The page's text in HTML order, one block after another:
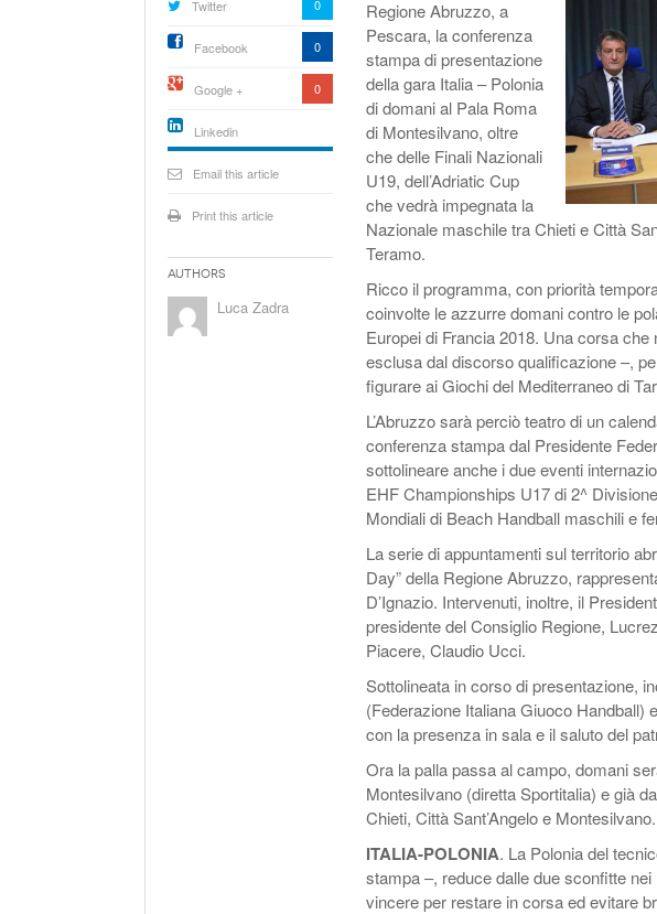
2017
Regione Abruzzo, a
Pescara, la conferenza
stampa di presentazione
della gara Italia – Polonia
di domani al Pala Roma
di Montesilvano, oltre
che delle Finali Nazionali
U19, dell’Adriatic Cup
che vedrà impegnata la
Nazionale maschile tra Chieti e Città
Teramo.
Ricco il programma, con priorità
coinvolte le azzurre domani contro le
Europei di Francia 2018. Una corsa
esclusa dal discorso qualificazione –,
figurare ai Giochi del Mediterraneo di
L’Abruzzo sarà perciò teatro di un
conferenza stampa dal Presidente
sottolineare anche i due eventi
EHF Championships U17 di 2^
Mondiali di Beach Handball maschili e
La serie di appuntamenti sul territorio
Day” della Regione Abruzzo,
D’Ignazio. Intervenuti, inoltre, il
presidente del Consiglio Regione,
Piacere, Claudio Ucci.
Sottolineata in corso di presentazione,
(Federazione Italiana Giuoco Handball)
con la presenza in sala e il saluto del
Ora la palla passa al campo, domani
Montesilvano (diretta Sportitalia) e già
Chieti, Città Sant’Angelo e Montesilvano.
ITALIA-POLONIA. La Polonia del
stampa –, reduce dalle due sconfitte
vincere per restare in corsa ed evitare
Twitter 0
Facebook 0
Google + 0
Linkedin
icon[type=linkedin-bug]
Email this article
Print this article
Authors
Luca Zadra